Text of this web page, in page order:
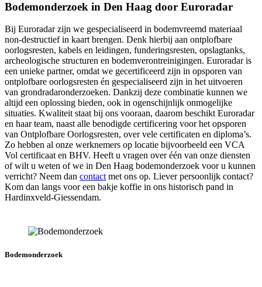
Bodemonderzoek in Den Haag door Euroradar
Bij Euroradar zijn we gespecialiseerd in bodemvreemd materiaal
non-destructief in kaart brengen. Denk hierbij aan ontplofbare
oorlogsresten, kabels en leidingen, funderingsresten, opslagtanks,
archeologische structuren en bodemverontreinigingen. Euroradar is
een unieke partner, omdat we gecertificeerd zijn in opsporen van
ontplofbare oorlogsresten én gespecialiseerd zijn in het uitvoeren
van grondradaronderzoeken. Dankzij deze combinatie kunnen we
altijd een oplossing bieden, ook in ogenschijnlijk onmogelijke
situaties. Kwaliteit staat bij ons vooraan, daarom beschikt Euroradar
en haar team, naast alle benodigde certificering voor het opsporen
van Ontplofbare Oorlogsresten, over vele certificaten en diploma’s.
Zo hebben al onze werknemers op locatie bijvoorbeeld een VCA
Vol certificaat en BHV. Heeft u vragen over één van onze diensten
of wilt u weten of we in Den Haag bodemonderzoek voor u kunnen
verricht? Neem dan contactmet ons op. Liever persoonlijk contact?
Kom dan langs voor een bakje koffie in ons historisch pand in
Hardinxveld-Giessendam.
Bodemonderzoek